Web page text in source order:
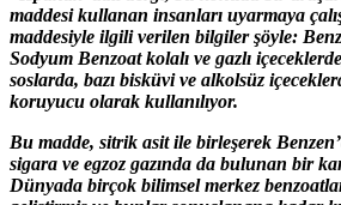
maddesi kullanan insanları uyarmaya
maddesiyle ilgili verilen bilgiler şöyle:
Sodyum Benzoat kolalı ve gazlı
soslarda, bazı bisküvi ve alkolsüz
koruyucu olarak kullanılıyor.
Bu madde, sitrik asit ile birleşerek
sigara ve egzoz gazında da bulunan bir
Dünyada birçok bilimsel merkez